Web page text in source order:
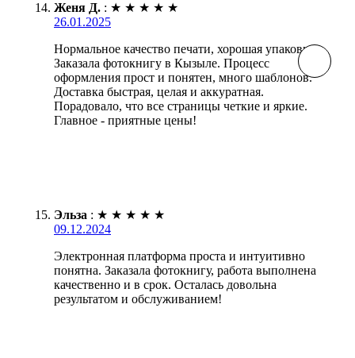
Женя Д. : ★ ★ ★ ★ ★
26.01.2025
Нормальное качество печати, хорошая упаковка.
Заказала фотокнигу в Кызыле. Процесс
оформления прост и понятен, много шаблонов.
Доставка быстрая, целая и аккуратная.
Порадовало, что все страницы четкие и яркие.
Главное - приятные цены!
Эльза : ★ ★ ★ ★ ★
09.12.2024
Электронная платформа проста и интуитивно
понятна. Заказала фотокнигу, работа выполнена
качественно и в срок. Осталась довольна
результатом и обслуживанием!